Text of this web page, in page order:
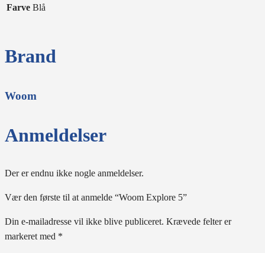
Farve Blå
Brand
Woom
Anmeldelser
Der er endnu ikke nogle anmeldelser.
Vær den første til at anmelde “Woom Explore 5”
Din e-mailadresse vil ikke blive publiceret. Krævede felter er
markeret med *